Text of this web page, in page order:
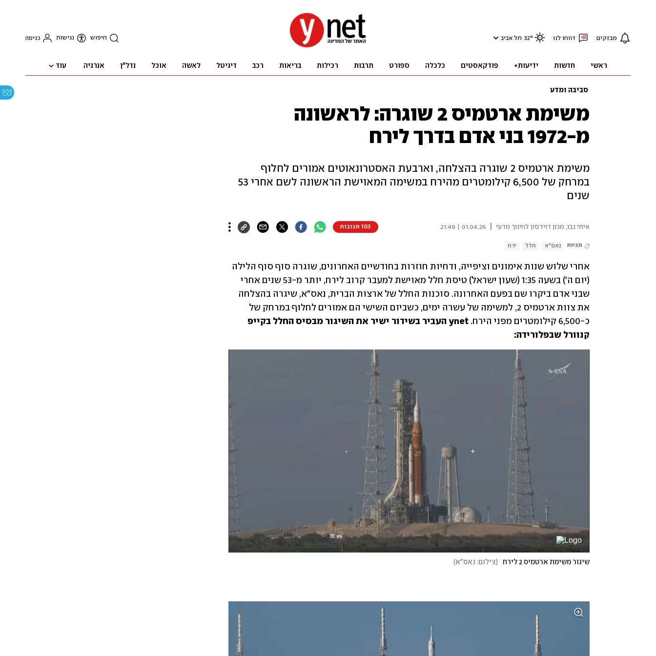
מבזקים דווחו לנו 32° תל אביב חיפוש נגישות כניסה
ראשי חדשות ידיעות+ פודקאסטים כלכלה ספורט תרבות רכילות בריאות רכב דיגיטל לאשה אוכל נדל"ן אנרגיה עוד
סביבה ומדע
משימת ארטמיס 2 שוגרה: לראשונה
מ-1972 בני אדם בדרך לירח
משימת ארטמיס 2 שוגרה בהצלחה, וארבעת האסטרונאוטים אמורים לחלוף
במרחק של 6,500 קילומטרים מהירח במשימה המאוישת הראשונה לשם אחרי 53
שנים
איתי נבו, מכון דוידסון לחינוך מדעי 01.04.26 | 21:49 103 תגובות
תגיות נאס"א חלל ירח
כ-6,500 קילומטרים מפני הירח.
קנוורל שבפלורידה:
שיגור משימת ארטמיס 2 לירח (צילום: נאס"א)